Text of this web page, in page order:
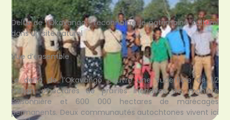
Delta de l’Okavango : reconnaître le patrimoine culturel
dans un site naturel
Vue d’ensemble
Le delta de l’Okavango couvre une superficie de 1,2
million d’hectares de prairies inondées de manière
saisonnière et 600 000 hectares de marécages
permanents. Deux communautés autochtones vivent ici